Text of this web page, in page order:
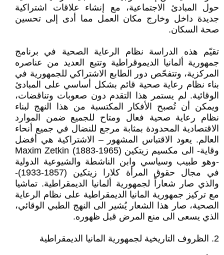
حول المبادئ الاجتماعية، مع إنشاء علاقات اشتراكية
جديدة داخل وخارج مكان العمل مما أدى إلى تحسين
صحة السكان.
تقيّم هذه الدراسة نظام الرعاية الصحية في برنامج
جمهورية ألمانيا الديموقراطية وتتبع العديد من عناصره
المركزية، وتتفحّص دور الطابع الاشتراكي للجمهورية في
بناء نظام رعاية صحية قائم بشكل أساسي على المبادئ
الوقائية. لم يستمر هذا التقدم دون صعوبات وتناقضات،
ويمكن أن تُصبح الأفكار المكتسبة من هذا النهج لبناء
نظام رعاية صحية فعال ومتاح للجميع ضمن الموارد
الاقتصادية المحدودة بمثابة مرجع للنضال في جميع أنحاء
العالم. يعود الاقتباس المشهور – الاشتراكية هي أفضل
وقاية- الى مكسيم زيتكين Maxim Zetkin (1883-1965)
-وهو طبيب وسياسي وابن الناشطة والشيوعية الدولية
في مجال حقوق المرأة كلارا زيتكين (1857-1933)-
والذي صار شعاراً لجمهورية ألمانيا الديمقراطية. تماشيا
مع تركيز جمهورية المانيا الديمقراطية على نظام الرعاية
الصحية، صار هذا الشعار يُشير الى النهج الطبي الوقائي،
الذي يسعى الى منع المرض قبل ظهوره.
2. الظروف التاريخية لجمهورية المانيا الديمقراطية